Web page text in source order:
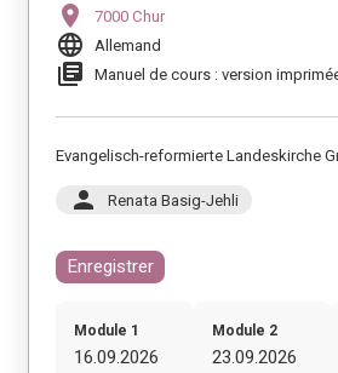
location_on 7000 Chur
language Allemand
library_books Manuel de cours : version
Evangelisch-reformierte Landeskirche
person Renata Basig-Jehli
Enregistrer
Module 1
16.09.2026
Module 2
23.09.2026